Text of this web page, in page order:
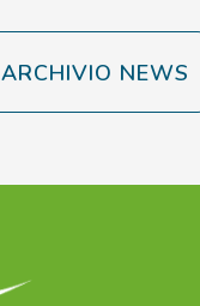
ARCHIVIO NEWS